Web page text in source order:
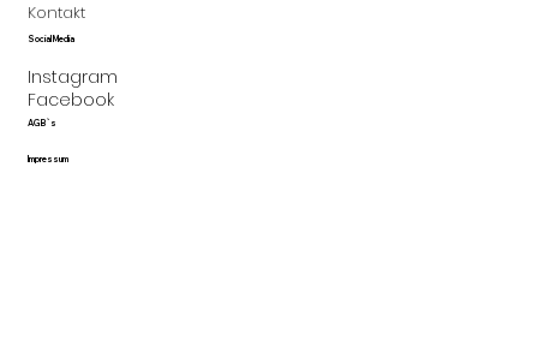
Kontakt
Social Media
Instagram
Facebook
AGB`s
Impressum